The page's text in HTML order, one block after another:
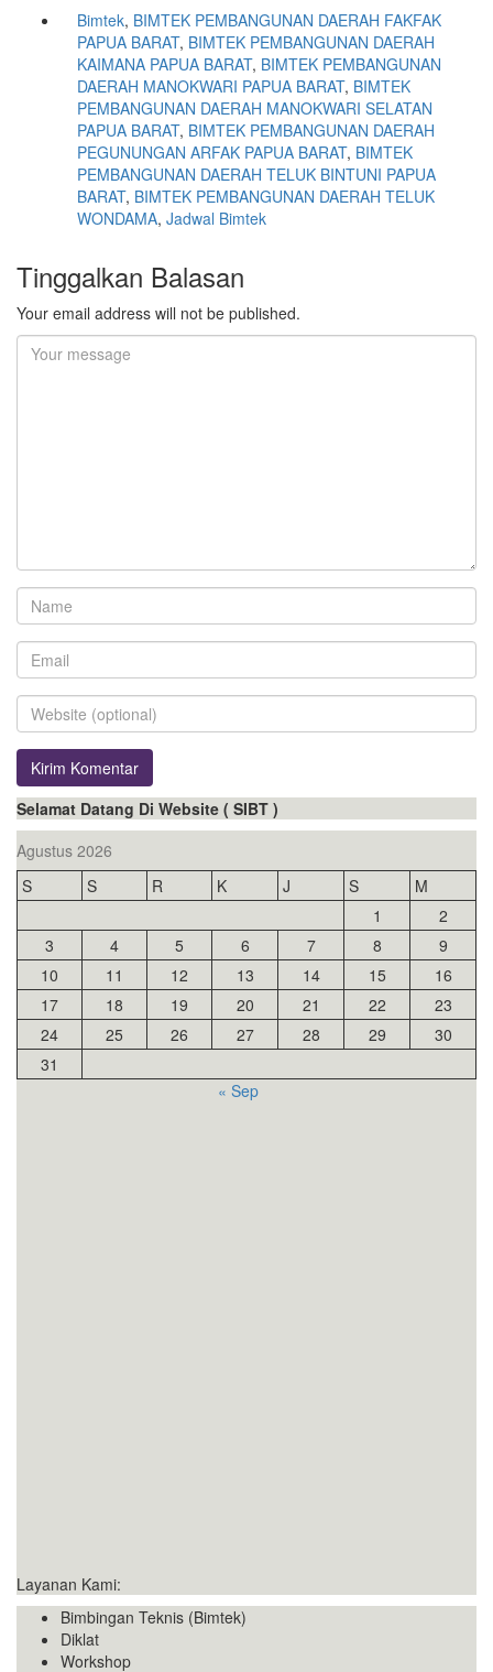
Bimtek, BIMTEK PEMBANGUNAN DAERAH FAKFAK
PAPUA BARAT, BIMTEK PEMBANGUNAN DAERAH
KAIMANA PAPUA BARAT, BIMTEK PEMBANGUNAN
DAERAH MANOKWARI PAPUA BARAT, BIMTEK
PEMBANGUNAN DAERAH MANOKWARI SELATAN
PAPUA BARAT, BIMTEK PEMBANGUNAN DAERAH
PEGUNUNGAN ARFAK PAPUA BARAT, BIMTEK
PEMBANGUNAN DAERAH TELUK BINTUNI PAPUA
BARAT, BIMTEK PEMBANGUNAN DAERAH TELUK
WONDAMA, Jadwal Bimtek
Tinggalkan Balasan
Your email address will not be published.
Selamat Datang Di Website ( SIBT )
Agustus 2026
S
S R K J S
M
1
2
3
4 5 6 7 8
9
10
11 12 13 14 15
16
17
18 19 20 21 22
23
24
25 26 27 28 29
30
31
« Sep
Layanan Kami:
Bimbingan Teknis (Bimtek)
Diklat
Workshop